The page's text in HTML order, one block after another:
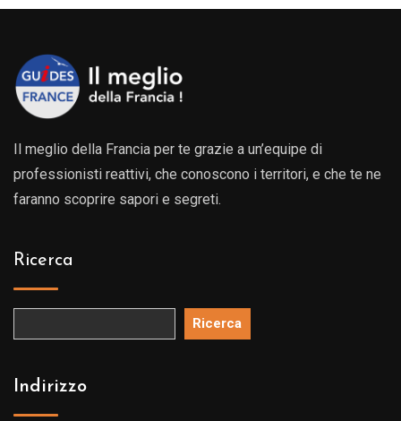
Il meglio della Francia per te grazie a un’equipe di
professionisti reattivi, che conoscono i territori, e che te ne
faranno scoprire sapori e segreti.
Ricerca
Ricerca
Indirizzo